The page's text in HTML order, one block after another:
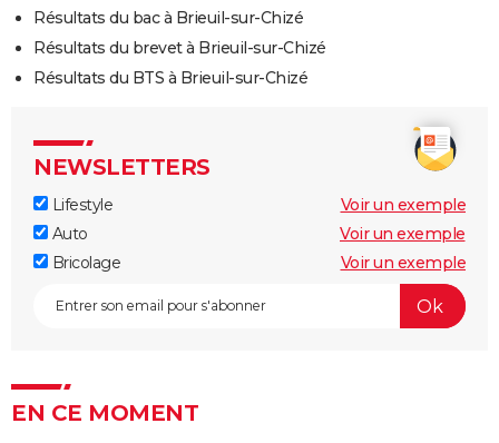
Résultats du bac à Brieuil-sur-Chizé
Résultats du brevet à Brieuil-sur-Chizé
Résultats du BTS à Brieuil-sur-Chizé
NEWSLETTERS
Lifestyle
Voir un exemple
Auto
Voir un exemple
Bricolage
Voir un exemple
EN CE MOMENT